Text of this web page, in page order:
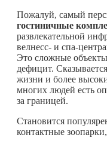
Пожалуй, самый
гостиничные
развлекательной
велнесс- и спа-
Это сложные
дефицит.
жизни и более
многих людей есть
за границей.
Становится
контактные